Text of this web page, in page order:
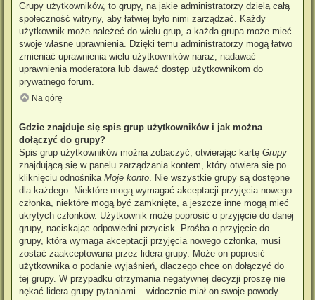
Grupy użytkowników, to grupy, na jakie administratorzy dzielą całą
społeczność witryny, aby łatwiej było nimi zarządzać. Każdy
użytkownik może należeć do wielu grup, a każda grupa może mieć
swoje własne uprawnienia. Dzięki temu administratorzy mogą łatwo
zmieniać uprawnienia wielu użytkowników naraz, nadawać
uprawnienia moderatora lub dawać dostęp użytkownikom do
prywatnego forum.
Na górę
Gdzie znajduje się spis grup użytkowników i jak można
dołączyć do grupy?
Spis grup użytkowników można zobaczyć, otwierając kartę Grupy
znajdującą się w panelu zarządzania kontem, który otwiera się po
kliknięciu odnośnika Moje konto. Nie wszystkie grupy są dostępne
dla każdego. Niektóre mogą wymagać akceptacji przyjęcia nowego
członka, niektóre mogą być zamknięte, a jeszcze inne mogą mieć
ukrytych członków. Użytkownik może poprosić o przyjęcie do danej
grupy, naciskając odpowiedni przycisk. Prośba o przyjęcie do
grupy, która wymaga akceptacji przyjęcia nowego członka, musi
zostać zaakceptowana przez lidera grupy. Może on poprosić
użytkownika o podanie wyjaśnień, dlaczego chce on dołączyć do
tej grupy. W przypadku otrzymania negatywnej decyzji proszę nie
nękać lidera grupy pytaniami – widocznie miał on swoje powody.